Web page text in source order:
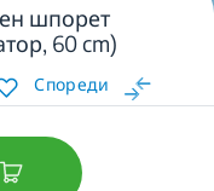
шпорет
60 cm)
Спореди